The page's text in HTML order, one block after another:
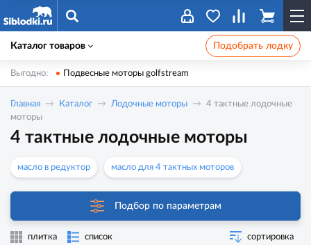
Каталог товаров Подобрать лодку
Выгодно: Подвесные моторы golfstream
Главная Каталог Лодочные моторы
4 тактные лодочные
моторы
4 тактные лодочные моторы
масло в редуктор масло для 4 тактных моторов
Подбор по параметрам
плитка список сортировка